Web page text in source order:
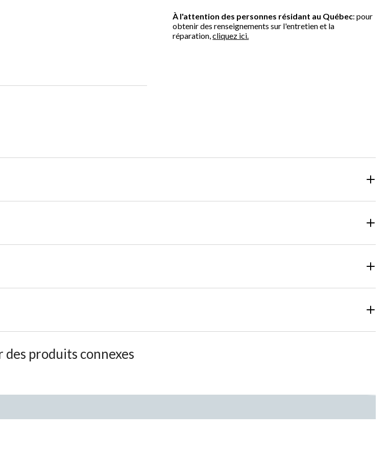
À l'attention des personnes résidant au Québec: pour
obtenir des renseignements sur l'entretien et la
réparation,cliquez ici.
produits connexes